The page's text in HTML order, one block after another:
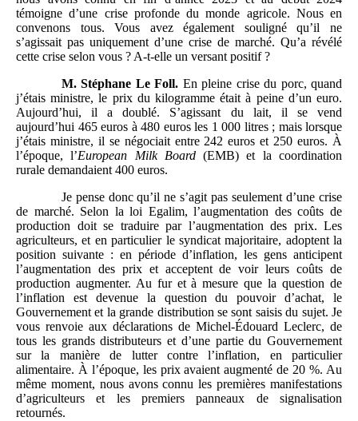
témoigne d’une crise profonde du monde agricole. Nous en
convenons tous. Vous avez également souligné qu’il ne
s’agissait pas uniquement d’une crise de marché. Qu’a révélé
cette crise selon vous ? A-t-elle un versant positif ?
M. Stéphane Le Foll. En pleine crise du porc, quand
j’étais ministre, le prix du kilogramme était à peine d’un euro.
Aujourd’hui, il a doublé. S’agissant du lait, il se vend
aujourd’hui 465 euros à 480 euros les 1 000 litres ; mais lorsque
j’étais ministre, il se négociait entre 242 euros et 250 euros. À
l’époque, l’European Milk Board(EMB) et la coordination
rurale demandaient 400 euros.
Je pense donc qu’il ne s’agit pas seulement d’une crise
de marché. Selon la loi Egalim, l’augmentation des coûts de
production doit se traduire par l’augmentation des prix. Les
agriculteurs, et en particulier le syndicat majoritaire, adoptent la
position suivante : en période d’inflation, les gens anticipent
l’augmentation des prix et acceptent de voir leurs coûts de
production augmenter. Au fur et à mesure que la question de
l’inflation est devenue la question du pouvoir d’achat, le
Gouvernement et la grande distribution se sont saisis du sujet. Je
vous renvoie aux déclarations de Michel-Édouard Leclerc, de
tous les grands distributeurs et d’une partie du Gouvernement
sur la manière de lutter contre l’inflation, en particulier
alimentaire. À l’époque, les prix avaient augmenté de 20 %. Au
même moment, nous avons connu les premières manifestations
d’agriculteurs et les premiers panneaux de signalisation
retournés.